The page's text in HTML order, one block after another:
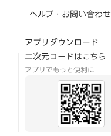
ヘルプ・お問い合わせ
アプリダウンロード
二次元コードはこちら
アプリでもっと便利に